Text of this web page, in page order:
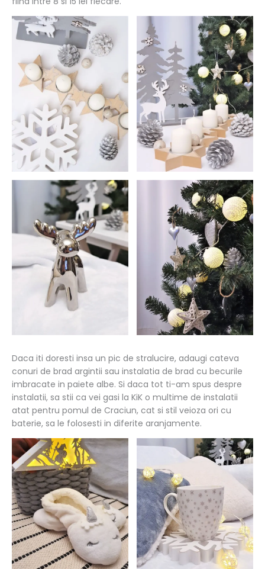
Daca iti doresti insa un pic de stralucire, adaugi cateva
conuri de brad argintii sau instalatia de brad cu becurile
imbracate in paiete albe. Si daca tot ti-am spus despre
instalatii, sa stii ca vei gasi la KiK o multime de instalatii
atat pentru pomul de Craciun, cat si stil veioza ori cu
baterie, sa le folosesti in diferite aranjamente.